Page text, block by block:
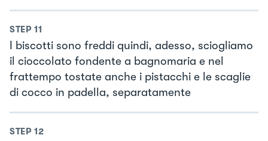
STEP 11
I biscotti sono freddi quindi, adesso, sciogliamo
il cioccolato fondente a bagnomaria e nel
frattempo tostate anche i pistacchi e le scaglie
di cocco in padella, separatamente
STEP 12